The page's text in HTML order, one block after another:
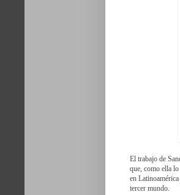
El trabajo de
que, como ella
en
tercer mundo.